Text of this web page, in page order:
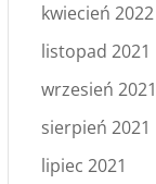
kwiecień 2022
listopad 2021
wrzesień 2021
sierpień 2021
lipiec 2021